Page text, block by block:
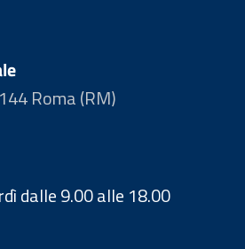
Roma (RM)
dalle 9.00 alle 18.00